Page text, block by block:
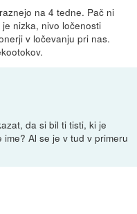
na 4 tedne. Pač ni
nizka, nivo ločenosti
v ločevanju pri nas.
da si bil ti tisti, ki je
Al se je v tud v primeru